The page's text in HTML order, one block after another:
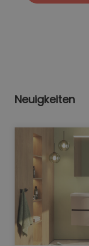
Neuigkeiten